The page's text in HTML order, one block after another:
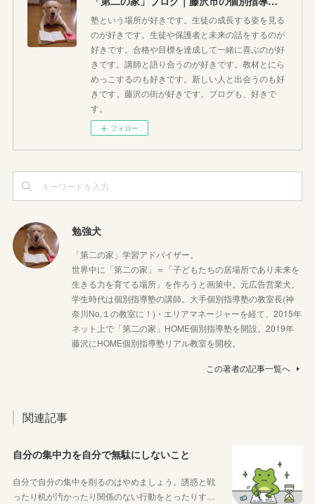
塾という場所が好きです。生徒の成長する姿を見る
のが好きです。生徒や保護者と未来の話をするのが
好きです。合格や目標を達成して一緒に喜ぶのが好
きです。講師と語り合うのが好きです。教材とにら
めっこするのも好きです。新しい人と出会うのも好
きです。藤沢の街が好きです。ブログも、好きで
す。
フォロー
勉強犬
「第二の家」学習アドバイザー。
世界中に「第二の家」＝「子どもたちの居場所であり未来を
生きる力を育てる場所」を作ろうと画策中。元広告営業犬。
学生時代は個別指導塾の講師。大手個別指導塾の教室長(神
奈川No,１の教室に！)・エリアマネージャーを経て、2015年
ネット上で「第二の家」HOME個別指導塾を開設。2019年
藤沢にHOME個別指導塾リアル教室を開校。
この著者の記事一覧へ
関連記事
自分の集中力を自分で無駄にしないこと
自分で自分の集中を削るのはやめましょう。誘惑と戦
ったり机が汚かったり関係のない行動をとったりす…